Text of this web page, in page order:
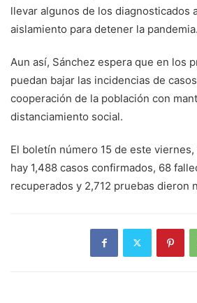
llevar algunos de los diagnosticados
aislamiento para detener la pandemia.
Aun así, Sánchez espera que en los
puedan bajar las incidencias de
cooperación de la población con
distanciamiento social.
El boletín número 15 de este
hay 1,488 casos confirmados, 68
recuperados y 2,712 pruebas dieron